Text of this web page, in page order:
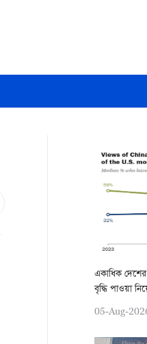
একাধিক দেশের
বৃদ্ধি পাওয়া
05-Aug-